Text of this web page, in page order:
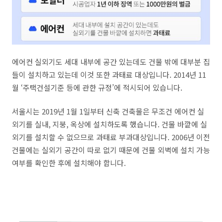
에어컨 실외기도 세대 내부에 공간 있는데도 건물 밖에 대부분 집
들이 설치하고 있는데 이것 또한 과태료 대상입니다. 2014년 11
월 ‘주택건설기준 등에 관한 규정’에 적시되어 있습니다.
서울시는 2019년 1월 1일부터 신축 건축물은 무조건 에어컨 실
외기를 실내, 지붕, 옥상에 설치하도록 했습니다. 건물 바깥에 실
외기를 설치할 수 없으므로 과태료 부과대상입니다. 2006년 이전
건물에는 실외기 공간이 따로 없기 때문에 건물 외벽에 설치 가능
여부를 확인한 후에 설치해야 합니다.